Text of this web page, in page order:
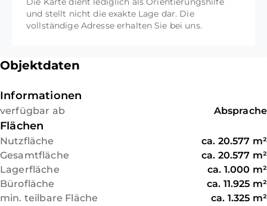
Stellplätze 380 Stk. Oberirdisch
Gesamt 20.577 m²
Kaution 3 Montasmieten
Energieausweis: in Vorbereitung!
Gehminuten entfernt.
Lokale Pausen direkt im Grün! Der Westfalenpark
nur wenige Gehminuten entfernt
und stellt nicht die exakte Lage dar. Die
vollständige Adresse erhalten Sie bei uns.
Objektdaten
Informationen
verfügbar ab Absprache
Flächen
Nutzfläche ca. 20.577 m²
Gesamtfläche
ca. 20.577 m²
Lagerfläche
ca. 1.000 m²
Bürofläche
ca. 11.925 m²
min. teilbare Fläche
ca. 1.325 m²